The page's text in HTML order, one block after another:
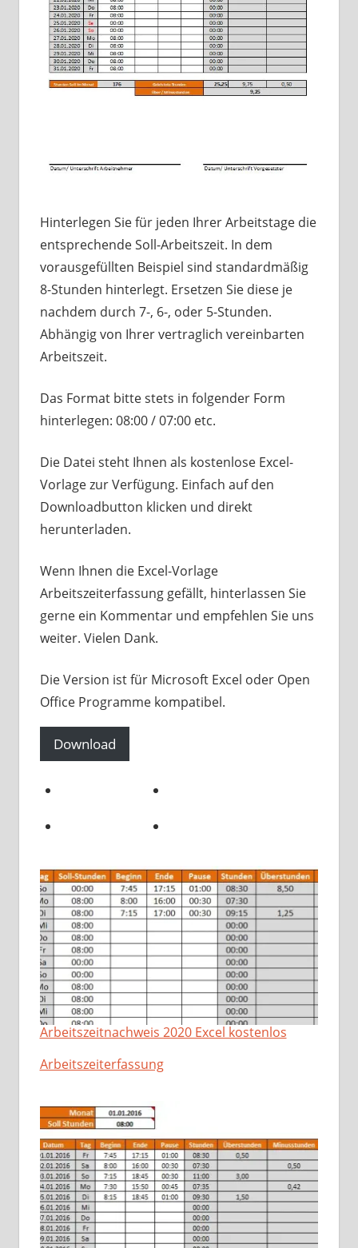
Hinterlegen Sie für jeden Ihrer Arbeitstage die
entsprechende Soll-Arbeitszeit. In dem
vorausgefüllten Beispiel sind standardmäßig
8-Stunden hinterlegt. Ersetzen Sie diese je
nachdem durch 7-, 6-, oder 5-Stunden.
Abhängig von Ihrer vertraglich vereinbarten
Arbeitszeit.
Das Format bitte stets in folgender Form
hinterlegen: 08:00 / 07:00 etc.
Die Datei steht Ihnen als kostenlose Excel-
Vorlage zur Verfügung. Einfach auf den
Downloadbutton klicken und direkt
herunterladen.
Wenn Ihnen die Excel-Vorlage
Arbeitszeiterfassung gefällt, hinterlassen Sie
gerne ein Kommentar und empfehlen Sie uns
weiter. Vielen Dank.
Die Version ist für Microsoft Excel oder Open
Office Programme kompatibel.
Download
Arbeitszeitnachweis 2020 Excel kostenlos
In Bezug auf
Arbeitszeiterfassung